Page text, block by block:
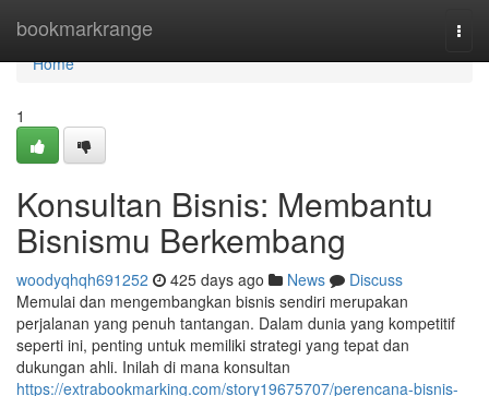
bookmarkrange
Home
Home
1
Konsultan Bisnis: Membantu
Bisnismu Berkembang
woodyqhqh691252 425 days ago News
Discuss
Memulai dan mengembangkan bisnis sendiri merupakan
perjalanan yang penuh tantangan. Dalam dunia yang kompetitif
seperti ini, penting untuk memiliki strategi yang tepat dan
dukungan ahli. Inilah di mana konsultan
https://extrabookmarking.com/story19675707/perencana-bisnis-